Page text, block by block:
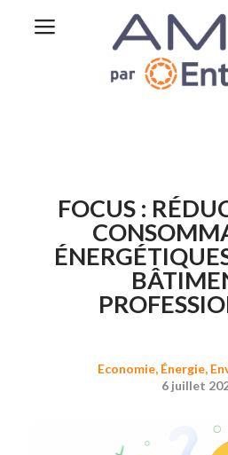
FOCUS :
Economie, Énergie,
6 juillet